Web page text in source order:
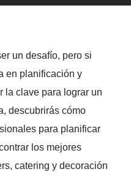
un desafío, pero si
en planificación y
la clave para lograr un
descubrirás cómo
para planificar
los mejores
catering y decoración